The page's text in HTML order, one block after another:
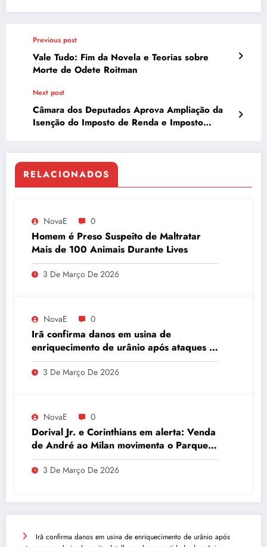
Previous post
Vale Tudo: Fim da Novela e Teorias sobre
Morte de Odete Roitman
Next post
Câmara dos Deputados Aprova Ampliação da
Isenção do Imposto de Renda e Imposto
RELACIONADOS
NovaE 0
Homem é Preso Suspeito de Maltratar
Mais de 100 Animais Durante Lives
3 De Março De 2026
NovaE 0
Irã confirma danos em usina de
enriquecimento de urânio após ataques e
embaixador evita detalhes sobre
quantidade de urânio enriquecido
3 De Março De 2026
NovaE 0
Dorival Jr. e Corinthians em alerta: Venda
de André ao Milan movimenta o Parque
São Jorge
3 De Março De 2026
Irã confirma danos em usina de enriquecimento de urânio após